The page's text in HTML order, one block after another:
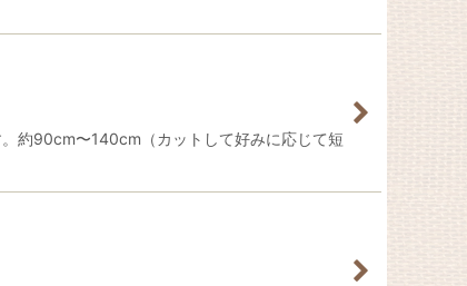
約90cm〜140cm（カットして好みに応じて短